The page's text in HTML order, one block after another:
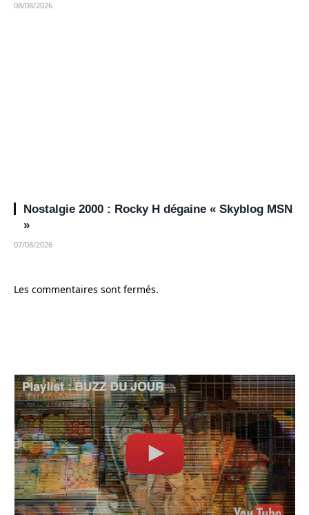
08/08/2026
Nostalgie 2000 : Rocky H dégaine « Skyblog MSN
»
07/08/2026
Les commentaires sont fermés.